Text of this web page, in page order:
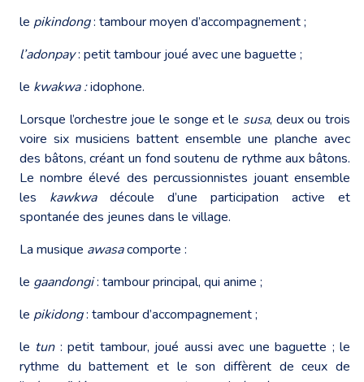
le pikindong: tambour moyen d’accompagnement ;
l’adonpay: petit tambour joué avec une baguette ;
le kwakwa :idophone.
Lorsque l’orchestre joue le songe et le susa, deux ou trois
voire six musiciens battent ensemble une planche avec
des bâtons, créant un fond soutenu de rythme aux bâtons.
Le nombre élevé des percussionnistes jouant ensemble
les kawkwadécoule d’une participation active et
spontanée des jeunes dans le village.
La musique awasacomporte :
le gaandongi: tambour principal, qui anime ;
le pikidong: tambour d’accompagnement ;
le tun: petit tambour, joué aussi avec une baguette ; le
rythme du battement et le son diffèrent de ceux de